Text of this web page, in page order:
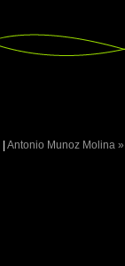
| Antonio Munoz Molina »